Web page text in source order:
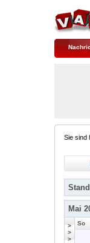
Sie sind
Mai
>
>
>
So